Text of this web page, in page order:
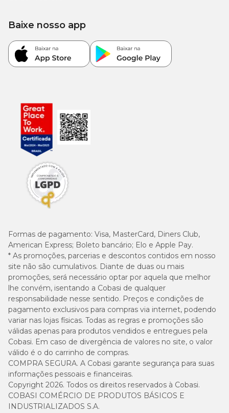
Formas de pagamento: Visa, MasterCard, Diners Club,
American Express; Boleto bancário; Elo e Apple Pay.
* As promoções, parcerias e descontos contidos em nosso
site não são cumulativos. Diante de duas ou mais
promoções, será necessário optar por aquela que melhor
lhe convém, isentando a Cobasi de qualquer
responsabilidade nesse sentido. Preços e condições de
pagamento exclusivos para compras via internet, podendo
variar nas lojas físicas. Todas as regras e promoções são
válidas apenas para produtos vendidos e entregues pela
Cobasi. Em caso de divergência de valores no site, o valor
válido é o do carrinho de compras.
COMPRA SEGURA. A Cobasi garante segurança para suas
informações pessoais e financeiras.
Copyright 2026. Todos os direitos reservados à Cobasi.
COBASI COMÉRCIO DE PRODUTOS BÁSICOS E
INDUSTRIALIZADOS S.A.
Baixe nosso app